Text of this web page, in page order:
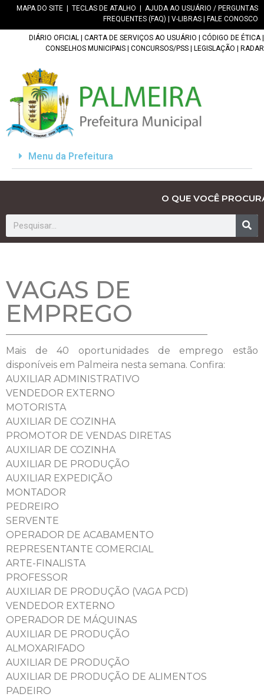
MAPA DO SITE TECLAS DE ATALHO
AJUDA AO USUÁRIO / PERGUNTAS
FREQUENTES (FAQ)
V-LIBRAS FALE CONOSCO
DIÁRIO OFICIAL CARTA DE SERVIÇOS AO USUÁRIO CÓDIGO DE ÉTICA|
CONSELHOS MUNICIPAIS
CONCURSOS/PSS LEGISLAÇÃO RADAR
Menu da Prefeitura
O QUE VOCÊ
VAGAS DE
EMPREGO
Mais de 40 oportunidades de emprego estão
disponíveis em Palmeira nesta semana. Confira:
AUXILIAR ADMINISTRATIVO
VENDEDOR EXTERNO
MOTORISTA
AUXILIAR DE COZINHA
PROMOTOR DE VENDAS DIRETAS
AUXILIAR DE COZINHA
AUXILIAR DE PRODUÇÃO
AUXILIAR EXPEDIÇÃO
MONTADOR
PEDREIRO
SERVENTE
OPERADOR DE ACABAMENTO
REPRESENTANTE COMERCIAL
ARTE-FINALISTA
PROFESSOR
AUXILIAR DE PRODUÇÃO (VAGA PCD)
VENDEDOR EXTERNO
OPERADOR DE MÁQUINAS
AUXILIAR DE PRODUÇÃO
ALMOXARIFADO
AUXILIAR DE PRODUÇÃO
AUXILIAR DE PRODUÇÃO DE ALIMENTOS
PADEIRO